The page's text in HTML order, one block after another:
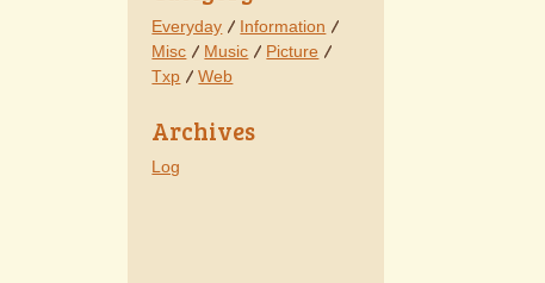
Everyday
Information
Misc
Music
Picture
Txp
Web
Archives
Log